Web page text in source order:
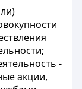
-
акции,